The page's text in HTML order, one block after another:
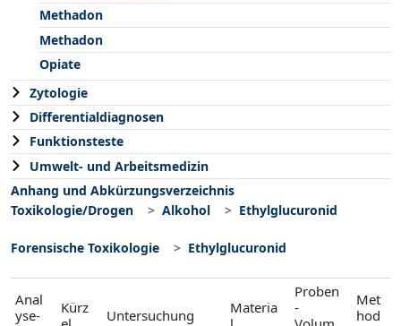
Methadon
Methadon
Opiate
Zytologie
Differentialdiagnosen
Funktionsteste
Umwelt- und Arbeitsmedizin
Anhang und Abkürzungsverzeichnis
Toxikologie/Drogen
Alkohol Ethylglucuronid
Forensische Toxikologie Ethylglucuronid
Anal
yse-
Kürz
Untersuchung
Materia
Proben
-
Met
hod